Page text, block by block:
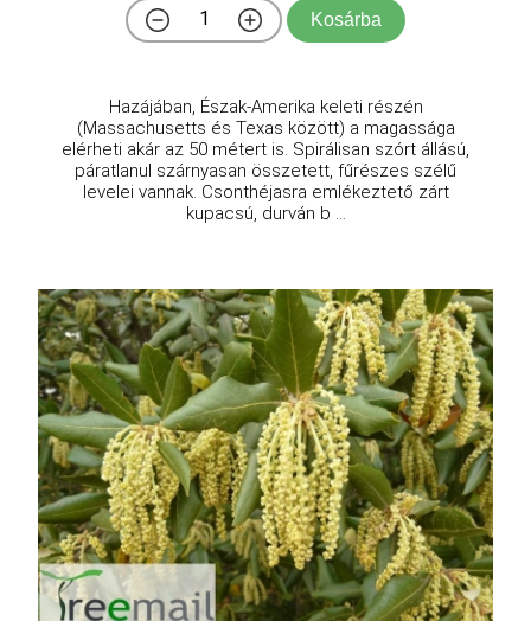
Kosárba
Hazájában, Észak-Amerika keleti részén
(Massachusetts és Texas között) a magassága
elérheti akár az 50 métert is. Spirálisan szórt állású,
páratlanul szárnyasan összetett, fűrészes szélű
levelei vannak. Csonthéjasra emlékeztető zárt
kupacsú, durván b ...